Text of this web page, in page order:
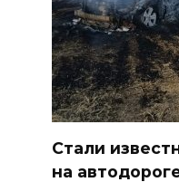
Стали
на